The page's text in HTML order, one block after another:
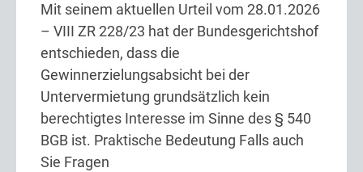
Mit seinem aktuellen Urteil vom 28.01.2026
– VIII ZR 228/23 hat der Bundesgerichtshof
entschieden, dass die
Gewinnerzielungsabsicht bei der
Untervermietung grundsätzlich kein
berechtigtes Interesse im Sinne des § 540
BGB ist. Praktische Bedeutung Falls auch
Sie Fragen